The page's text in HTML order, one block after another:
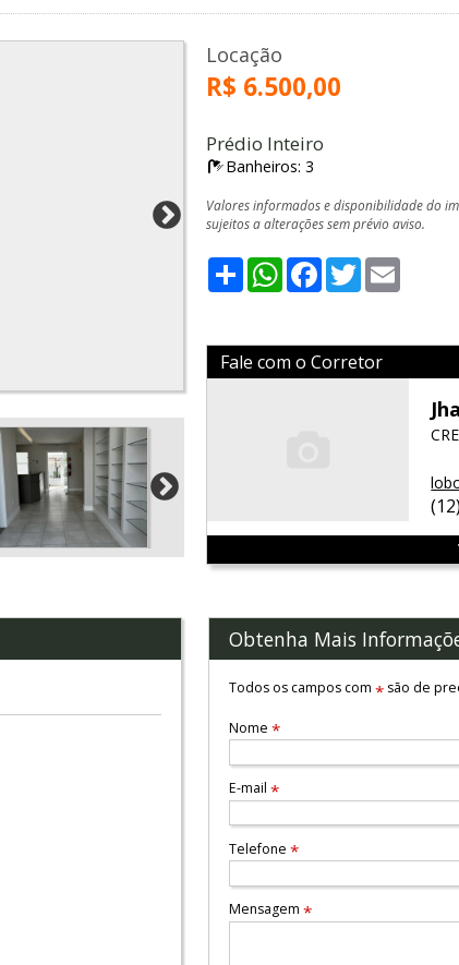
Locação
R$ 6.500,00
Prédio Inteiro
Banheiros: 3
Valores informados e disponibilidade do
sujeitos a alterações sem prévio aviso.
ShareWhatsApp
Facebook
Twitter
Fale com o Corretor
Obtenha Mais
Todos os campos com *são de
Nome *
E-mail *
Telefone *
Mensagem *